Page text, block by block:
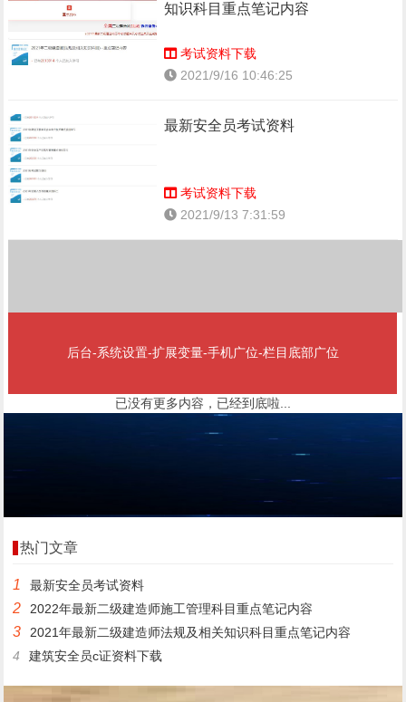
知识科目重点笔记内容
考试资料下载
2021/9/16 10:46:25
最新安全员考试资料
考试资料下载
2021/9/13 7:31:59
后台-系统设置-扩展变量-手机广位-栏目底部广位
已没有更多内容，已经到底啦...
热门文章
1 最新安全员考试资料
2 2022年最新二级建造师施工管理科目重点笔记内容
3
2021年最新二级建造师法规及相关知识科目重点笔记内容
4
建筑安全员c证资料下载